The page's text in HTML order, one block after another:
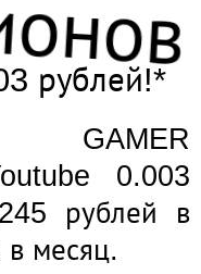
рублей!*
GAMER
0.003
рублей в
месяц.